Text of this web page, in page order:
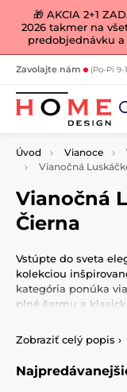
🎁 AKCIA 2+1
2026 takmer na
predobjednávku a
Zavolajte nám (Po-Pi 9-
Úvod Vianoce
Vianočná
Vianočná
Čierna
Vstúpte do sveta
kolekciou
kategória ponúka
plné šarmu a
červená, zlatá a
rozprávkovú
Dekorácie z tejto
Zobraziť celý popis ›